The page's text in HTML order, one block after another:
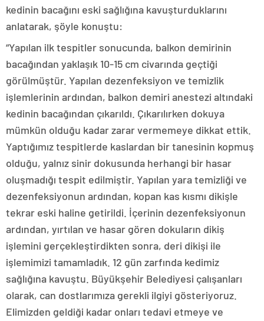
kedinin bacağını eski sağlığına kavuşturduklarını
anlatarak, şöyle konuştu:
“Yapılan ilk tespitler sonucunda, balkon demirinin
bacağından yaklaşık 10-15 cm civarında geçtiği
görülmüştür. Yapılan dezenfeksiyon ve temizlik
işlemlerinin ardından, balkon demiri anestezi altındaki
kedinin bacağından çıkarıldı. Çıkarılırken dokuya
mümkün olduğu kadar zarar vermemeye dikkat ettik.
Yaptığımız tespitlerde kaslardan bir tanesinin kopmuş
olduğu, yalnız sinir dokusunda herhangi bir hasar
oluşmadığı tespit edilmiştir. Yapılan yara temizliği ve
dezenfeksiyonun ardından, kopan kas kısmı dikişle
tekrar eski haline getirildi. İçerinin dezenfeksiyonun
ardından, yırtılan ve hasar gören dokuların dikiş
işlemini gerçekleştirdikten sonra, deri dikişi ile
işlemimizi tamamladık. 12 gün zarfında kedimiz
sağlığına kavuştu. Büyükşehir Belediyesi çalışanları
olarak, can dostlarımıza gerekli ilgiyi gösteriyoruz.
Elimizden geldiği kadar onları tedavi etmeye ve